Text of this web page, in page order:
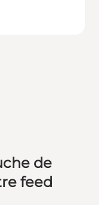
de
feed